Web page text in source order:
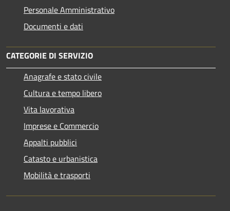
Personale Amministrativo
Documenti e dati
CATEGORIE DI SERVIZIO
Anagrafe e stato civile
Cultura e tempo libero
Vita lavorativa
Imprese e Commercio
Appalti pubblici
Catasto e urbanistica
Mobilità e trasporti